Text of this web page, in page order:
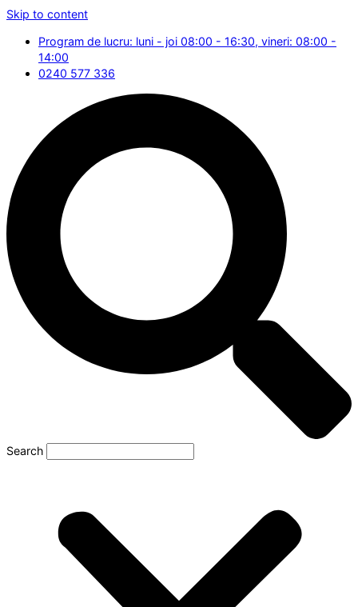
Skip to content
Program de lucru: luni - joi 08:00 - 16:30, vineri: 08:00 -
14:00
0240 577 336
Search